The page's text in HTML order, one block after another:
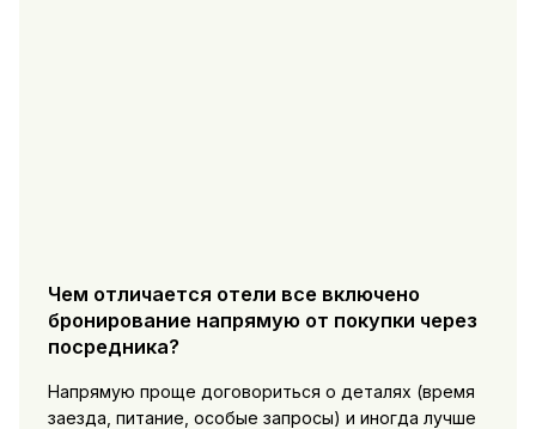
Чем отличается отели все включено
бронирование напрямую от покупки через
посредника?
Напрямую проще договориться о деталях (время
заезда, питание, особые запросы) и иногда лучше